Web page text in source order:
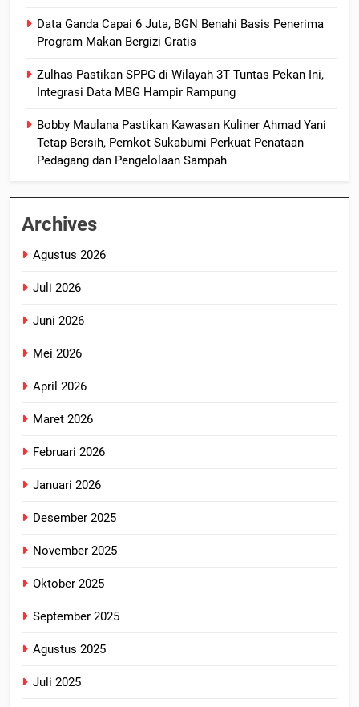
Data Ganda Capai 6 Juta, BGN Benahi Basis Penerima
Program Makan Bergizi Gratis
Zulhas Pastikan SPPG di Wilayah 3T Tuntas Pekan Ini,
Integrasi Data MBG Hampir Rampung
Bobby Maulana Pastikan Kawasan Kuliner Ahmad Yani
Tetap Bersih, Pemkot Sukabumi Perkuat Penataan
Pedagang dan Pengelolaan Sampah
Archives
Agustus 2026
Juli 2026
Juni 2026
Mei 2026
April 2026
Maret 2026
Februari 2026
Januari 2026
Desember 2025
November 2025
Oktober 2025
September 2025
Agustus 2025
Juli 2025